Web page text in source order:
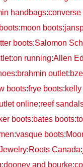
handbags:converse
:moon boots:
boots:Salomon
:on running:Allen
:brahmin outlet:
boots:frye boots:
online:reef
boots:bates boots:
:vasque boots:
:Roots Canada:
:dooney and bourke: